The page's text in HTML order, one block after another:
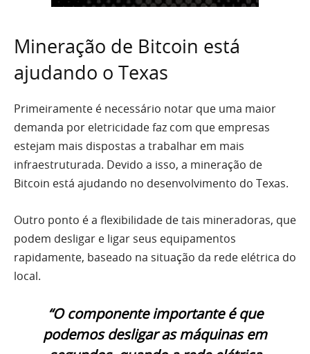
Mineração de Bitcoin está
ajudando o Texas
Primeiramente é necessário notar que uma maior
demanda por eletricidade faz com que empresas
estejam mais dispostas a trabalhar em mais
infraestruturada. Devido a isso, a mineração de
Bitcoin está ajudando no desenvolvimento do Texas.
Outro ponto é a flexibilidade de tais mineradoras, que
podem desligar e ligar seus equipamentos
rapidamente, baseado na situação da rede elétrica do
local.
“O componente importante é que
podemos desligar as máquinas em